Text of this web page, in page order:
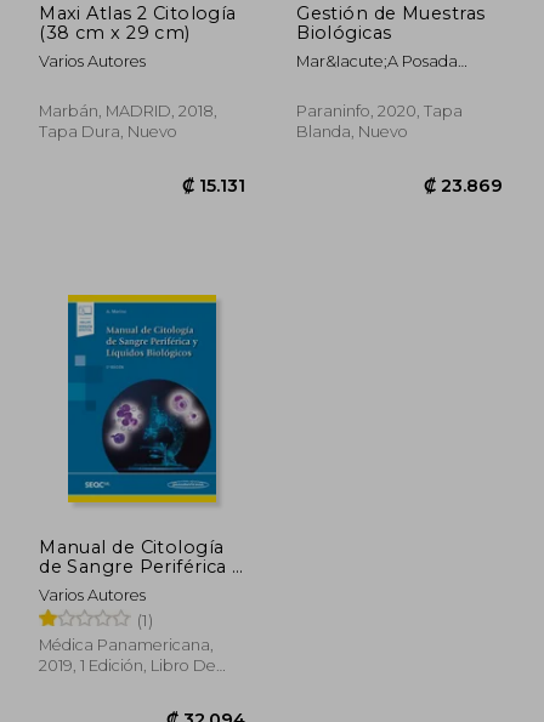
Maxi Atlas 2 Citología
(38 cm x 29 cm)
Varios Autores
Marbán, MADRID, 2018,
Tapa Dura, Nuevo
Gestión de Muestras
Biológicas
Mar&Iacute;A Posada
Paraninfo, 2020, Tapa
Blanda, Nuevo
Manual de Citología
de Sangre Periférica y
Líquidos Biológicos
Varios Autores
(1)
Médica Panamericana,
2019, 1 Edición, Libro De